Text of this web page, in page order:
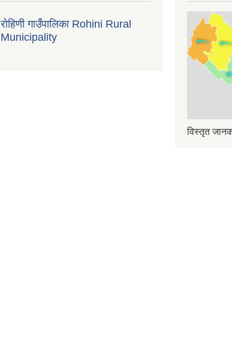
रोहिणी गाउँपालिका Rohini Rural
Municipality
विस्तृत